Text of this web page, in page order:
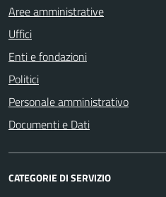
Aree amministrative
Uffici
Enti e fondazioni
Politici
Personale amministrativo
Documenti e Dati
CATEGORIE DI SERVIZIO